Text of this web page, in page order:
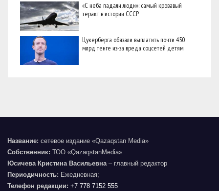
«С неба падали люди»: самый кровавый
теракт в истории СССР
Цукерберга обязали выплатить почти 450
млрд тенге из-за вреда соцсетей детям
Название: сетевое издание «Qazaqstan Media»
Собственник: ТОО «QazaqstanMedia»
Юсичева Кристина Васильевна – главный редактор
Периодичность: Ежедневная;
Телефон редакции: +7 778 7152 555